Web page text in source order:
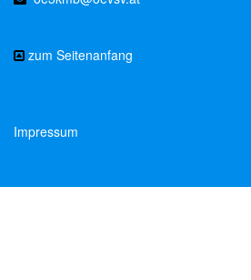
zum Seitenanfang
Impressum